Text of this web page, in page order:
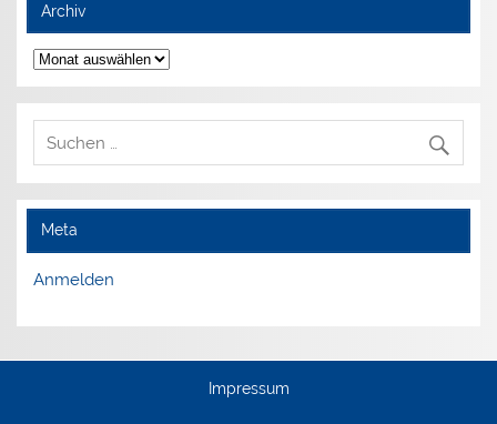
Archiv
Archiv
Meta
Anmelden
Impressum